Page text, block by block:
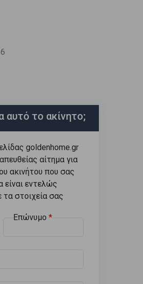
αυτό το ακίνητο;
goldenhome.gr
αίτημα για
ακινήτου που σας
είναι εντελώς
στοιχεία σας
Επώνυμο